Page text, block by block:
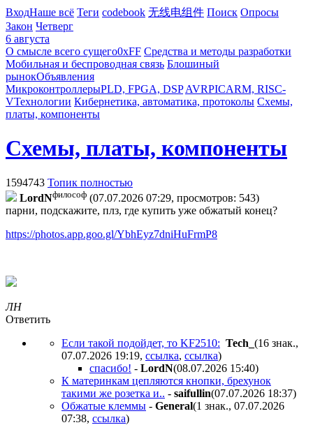
ВходНаше всё Теги codebook 无线电组件 Поиск Опросы
Закон Четверг
6 августа
О смысле всего сущего0xFF Средства и методы разработки
Мобильная и беспроводная связь Блошиный
рынокОбъявления
МикроконтроллерыPLD, FPGA, DSP AVRPICARM, RISC-
VТехнологии Кибернетика, автоматика, протоколы Схемы,
платы, компоненты
Схемы, платы, компоненты
1594743 Топик полностью
LordNфилософ (07.07.2026 07:29, просмотров: 543)
парни, подскажите, плз, где купить уже обжатый конец?
https://photos.app.goo.gl/YbhEyz7dniHuFrmP8
ЛН
Ответить
Если такой подойдет, то KF2510: Tech_ (16 знак.,
07.07.2026 19:19, ссылка, ссылка)
спасибо! - LordN(08.07.2026 15:40)
К материнкам цепляются кнопки, брехунок
такими же розетка и.. - saifullin(07.07.2026 18:37)
Обжатые клеммы - General(1 знак., 07.07.2026
07:38, ссылка)